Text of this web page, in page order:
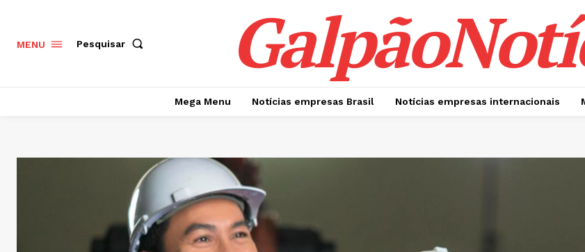
MENU Pesquisar
Mega Menu Notícias empresas Brasil Notícias empresas internacionais